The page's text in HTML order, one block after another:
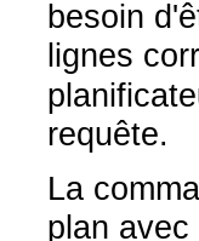
besoin
lignes
requête.
La
plan avec